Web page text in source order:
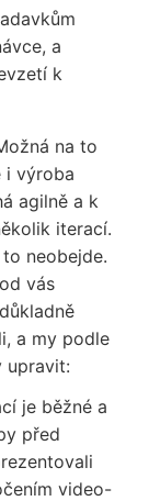
a
k
na to
i výroba
agilně a k
iterací.
neobejde.
vás
a my podle
upravit:
je běžné a
před
video-